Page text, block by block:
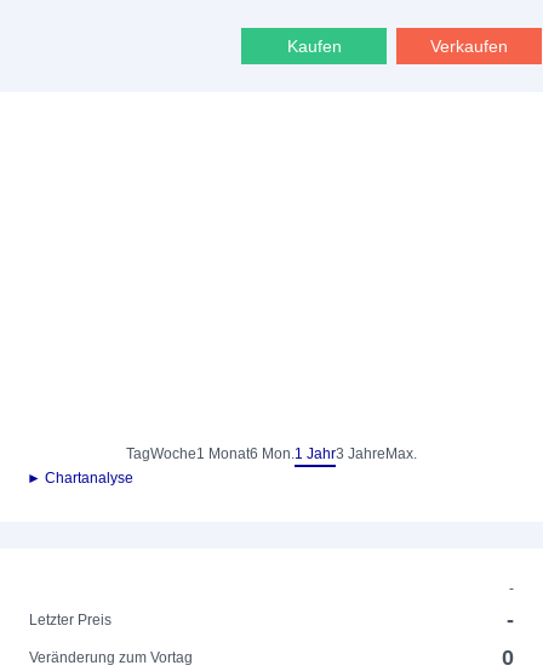
Kaufen Verkaufen
TagWoche1 Monat6 Mon.1 Jahr3 Jahre Max.
► Chartanalyse
-
Letzter Preis
-
Veränderung zum Vortag 0